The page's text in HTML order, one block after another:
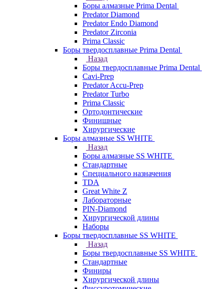
Боры алмазные Prima Dental
Predator Diamond
Predator Endo Diamond
Predator Zirconia
Prima Classic
Боры твердосплавные Prima Dental
Назад
Боры твердосплавные Prima Dental
Cavi-Prep
Predator Accu-Prep
Predator Turbo
Prima Classic
Ортодонтические
Финишные
Хирургические
Боры алмазные SS WHITE
Назад
Боры алмазные SS WHITE
Стандартные
Специального назначения
TDA
Great White Z
Лабораторные
PIN-Diamond
Хирургической длины
Наборы
Боры твердосплавные SS WHITE
Назад
Боры твердосплавные SS WHITE
Стандартные
Финиры
Хирургической длины